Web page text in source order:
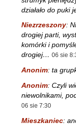
działało do puki
Niezrzeszony:
drogiej parti,
komórki i
drogiej… 06 sie
Anonim: ta
Anonim: Czyli
niewolnikami,
06 sie 7:30
Mieszkaniec: